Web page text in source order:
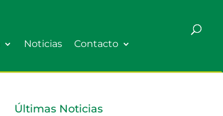
Noticias Contacto
Últimas Noticias